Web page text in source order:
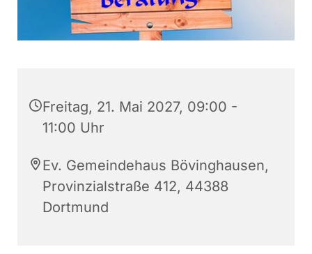
Freitag, 21. Mai 2027, 09:00 -
11:00 Uhr
Ev. Gemeindehaus Bövinghausen,
Provinzialstraße 412, 44388
Dortmund